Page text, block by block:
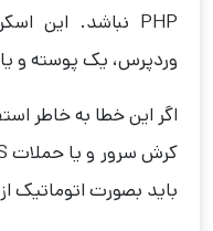
وردپرس، یک پوسته و
اگر این خطا به خاطر
باید بصورت اتوماتیک